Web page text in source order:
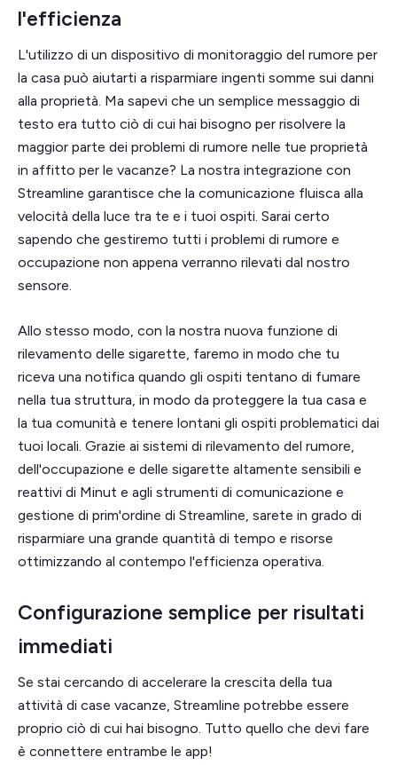
l'efficienza
L'utilizzo di un dispositivo di monitoraggio del rumore per
la casa può aiutarti a risparmiare ingenti somme sui danni
alla proprietà. Ma sapevi che un semplice messaggio di
testo era tutto ciò di cui hai bisogno per risolvere la
maggior parte dei problemi di rumore nelle tue proprietà
in affitto per le vacanze? La nostra integrazione con
Streamline garantisce che la comunicazione fluisca alla
velocità della luce tra te e i tuoi ospiti. Sarai certo
sapendo che gestiremo tutti i problemi di rumore e
occupazione non appena verranno rilevati dal nostro
sensore.
Allo stesso modo, con la nostra nuova funzione di
rilevamento delle sigarette, faremo in modo che tu
riceva una notifica quando gli ospiti tentano di fumare
nella tua struttura, in modo da proteggere la tua casa e
la tua comunità e tenere lontani gli ospiti problematici dai
tuoi locali. Grazie ai sistemi di rilevamento del rumore,
dell'occupazione e delle sigarette altamente sensibili e
reattivi di Minut e agli strumenti di comunicazione e
gestione di prim'ordine di Streamline, sarete in grado di
risparmiare una grande quantità di tempo e risorse
ottimizzando al contempo l'efficienza operativa.
Configurazione semplice per risultati
immediati
Se stai cercando di accelerare la crescita della tua
attività di case vacanze, Streamline potrebbe essere
proprio ciò di cui hai bisogno. Tutto quello che devi fare
è connettere entrambe le app!